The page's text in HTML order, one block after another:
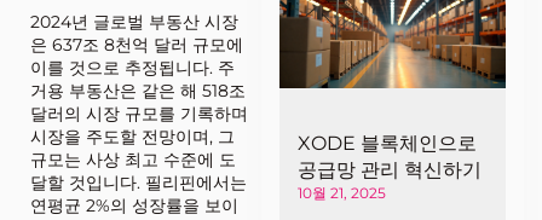
2024년 글로벌 부동산 시장
은 637조 8천억 달러 규모에
이를 것으로 추정됩니다. 주
거용 부동산은 같은 해 518조
달러의 시장 규모를 기록하며
시장을 주도할 전망이며, 그
규모는 사상 최고 수준에 도
달할 것입니다. 필리핀에서는
연평균 2%의 성장률을 보이
XODE 블록체인으로
공급망 관리 혁신하기
10월 21, 2025